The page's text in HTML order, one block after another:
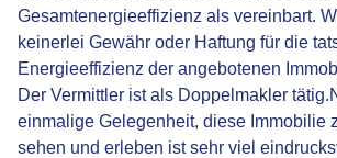
Gesamtenergieeffizienz als vereinbart.
keinerlei Gewähr oder Haftung für die
Energieeffizienz der angebotenen
Der Vermittler ist als Doppelmakler
einmalige Gelegenheit, diese Immobilie
sehen und erleben ist sehr viel